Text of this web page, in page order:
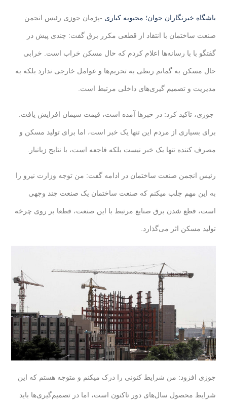
باشگاه خبرنگاران جوان؛ محبوبه کباری -پژمان جوزی رئیس انجمن
صنعت ساختمان با انتقاد از قطعی مکرر برق گفت: چندی پیش در
گفتگو با با رسانه‌ها اعلام کردم که حال مسکن خراب است. خرابی
حال مسکن به گمانم ربطی به تحریم‌ها و عوامل خارجی ندارد بلکه به
مدیریت و تصمیم گیری‌های داخلی مرتبط است.
جوزی، تاکید کرد: در خبرها آمده است، قیمت سیمان افزایش یافت.
برای بسیاری از مردم این تنها یک خبر است، اما برای تولید مسکن و
مصرف کننده تنها یک خبر نیست بلکه فاجعه است، با نتایج زیانبار.
رئیس انجمن صنعت ساختمان در ادامه گفت: من توجه وزارت نیرو را
به این مهم جلب میکنم که صنعت ساختمان یک صنعت چند وجهی
است، قطع شدن برق صنایع مرتبط با این صنعت، قطعا بر روی چرخه
تولید مسکن اثر می‌گذارد.
جوزی افزود: من شرایط کنونی را درک میکنم و متوجه هستم که این
شرایط محصول سال‌های دور تاکنون است، اما در تصمیم‌گیری‌ها باید